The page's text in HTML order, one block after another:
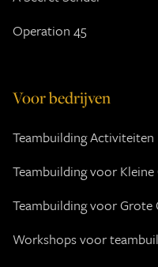
Operation 45
Voor bedrijven
Teambuilding Activiteiten
Teambuilding voor Kleine
Teambuilding voor Grote
Workshops voor